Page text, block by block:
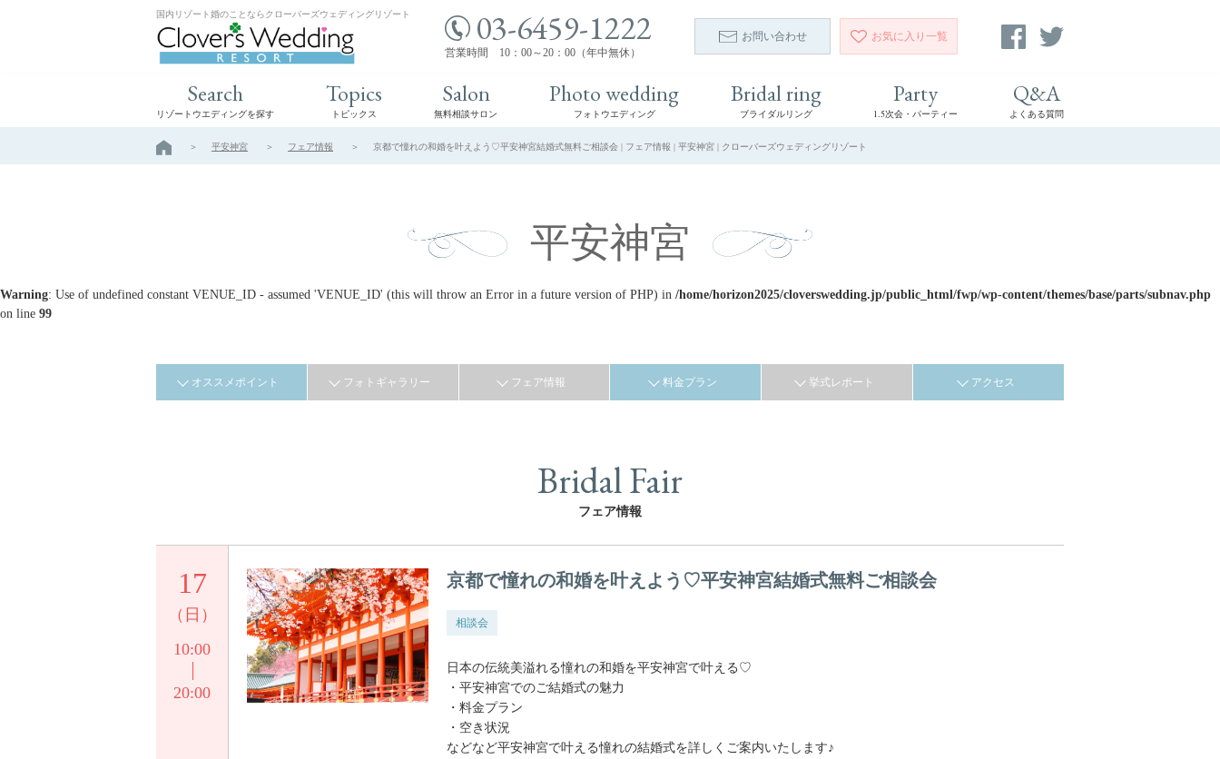
国内リゾート婚のことならクローバーズウェディングリゾート 03-6459-1222
営業時間 10：00～20：00（年中無休）
お問い合わせ お気に入り 一覧
Search
リゾートウエディングを探す
Topics
トピックス
Salon
無料相談サロン
Photo wedding
フォトウエディング
Bridal ring
ブライダルリング
Party
1.5次会・パーティー
Q&A
よくある質問
平安神宮 フェア情報 京都で憧れの和婚を叶えよう♡平安神宮結婚式無料ご相談会 | フェア情報 | 平安神宮 | クローバーズウェディングリゾート
平安神宮
Warning: Use of undefined constant VENUE_ID - assumed 'VENUE_ID' (this will throw an Error in a future version of PHP) in /home/horizon2025/cloverswedding.jp/public_html/fwp/wp-content/themes/base/parts/subnav.php
on line 99
オススメポイント フォトギャラリー フェア情報 料金プラン 挙式レポート アクセス
Bridal Fair
フェア情報
17
（日）
10:00
20:00
京都で憧れの和婚を叶えよう♡平安神宮結婚式無料ご相談会
相談会
日本の伝統美溢れる憧れの和婚を平安神宮で叶える♡
・平安神宮でのご結婚式の魅力
・料金プラン
・空き状況
などなど平安神宮で叶える憧れの結婚式を詳しくご案内いたします♪